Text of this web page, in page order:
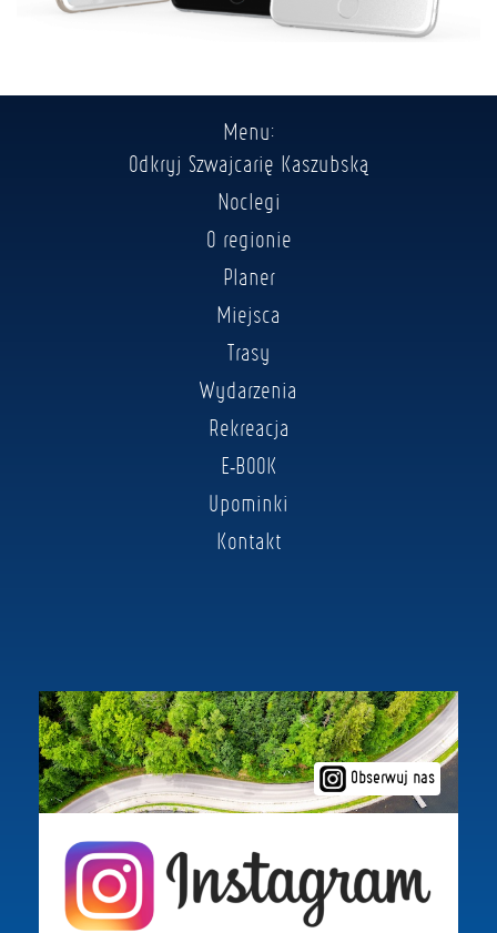
Menu:
Odkryj Szwajcarię Kaszubską
Noclegi
O regionie
Planer
Miejsca
Trasy
Wydarzenia
Rekreacja
E-BOOK
Upominki
Kontakt
Obserwuj nas